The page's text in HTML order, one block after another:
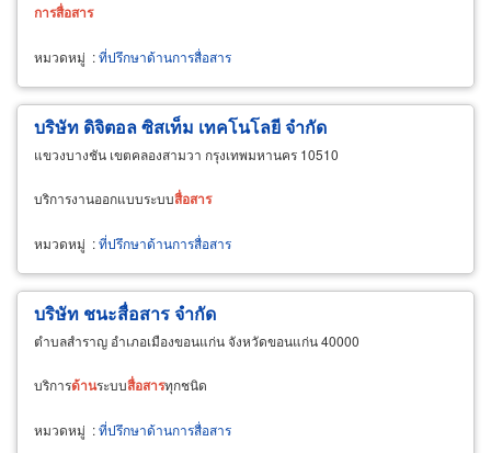
การสื่อสาร
หมวดหมู่ :ที่ปรึกษาด้านการสื่อสาร
บริษัท ดิจิตอล ซิสเท็ม เทคโนโลยี จำกัด
แขวงบางชัน เขตคลองสามวา กรุงเทพมหานคร 10510
บริการงานออกแบบระบบสื่อสาร
หมวดหมู่ :ที่ปรึกษาด้านการสื่อสาร
บริษัท ชนะสื่อสาร จำกัด
ตำบลสำราญ อำเภอเมืองขอนแก่น จังหวัดขอนแก่น 40000
บริการด้านระบบสื่อสารทุกชนิด
หมวดหมู่ :ที่ปรึกษาด้านการสื่อสาร